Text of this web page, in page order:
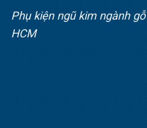
Phụ kiện ngũ kim ngành gỗ
HCM